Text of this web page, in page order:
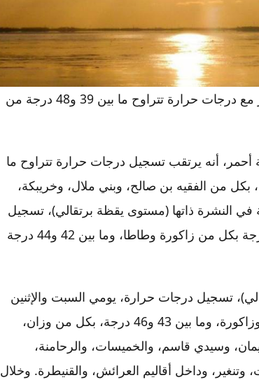
تتوقع المديرية العامة للأرصاد الجوية، تسجيل موجة حر مع درجات حرارة تتراوح ما بين 39 و48 درجة من
أنه يرتقب تسجيل درجات حرارة تتراوح ما
بكل من الفقيه بن صالح، وبني ملال، وخريبكة،
في النشرة ذاتها (مستوى يقظة برتقالي)، تسجيل
درجات حرارة يوم غد الجمعة، تتراوح ما بين 45 و48 درجة بكل من زاكورة وطاطا، وما بين 42 و44 درجة
تسجيل درجات حرارة، يومي السبت والإثنين
المقبيلين، تتراوح ما بين 45 و48 درجة، بكل من طاطا وزاكورة، وما بين 43 و46 درجة، بكل من وزان،
وسيدي قاسم، والخميسات، والرحامنة،
وداخل أقاليم العرائش، والقنيطرة. وخلال